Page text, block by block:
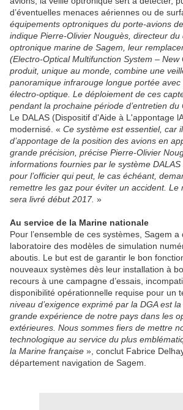
d’éventuelles menaces aériennes ou de
équipements optroniques du porte-avions
indique Pierre-Olivier Nouguès, directeur du
optronique marine de Sagem, leur
(Electro-Optical Multifunction System – New
produit, unique au monde, combine une
panoramique infrarouge longue portée
électro-optique. Le déploiement de ces
pendant la prochaine période d’entretien du
Le DALAS (Dispositif d'Aide à L'appontage
modernisé. « Ce système est essentiel, car
d’appontage de la position des avions en
grande précision, précise Pierre-Olivier
informations fournies par le système
pour l’officier qui peut, le cas échéant,
remettre les gaz pour éviter un accident. Le
sera livré début 2017. »
Au service de la Marine nationale
Pour l’ensemble de ces systèmes, Sagem a
laboratoire des modèles de simulation
aboutis. Le but est de garantir le bon
nouveaux systèmes dès leur installation à
recours à une campagne d’essais,
disponibilité opérationnelle requise pour un
niveau d’exigence exprimé par la DGA est
grande expérience de notre pays dans les
extérieures. Nous sommes fiers de mettre
technologique au service du plus
la Marine française », conclut Fabrice
département navigation de Sagem.